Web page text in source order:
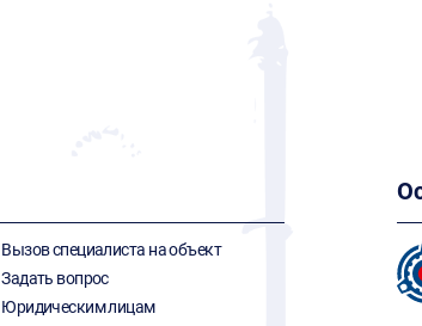
Вызов специалиста на объект
Задать вопрос
Юридическим лицам